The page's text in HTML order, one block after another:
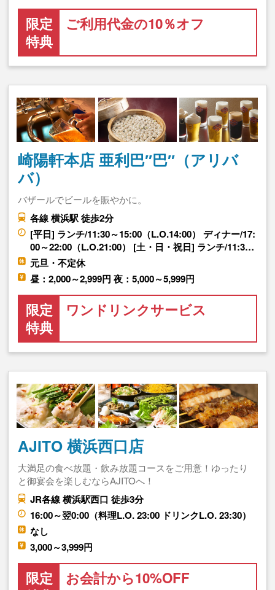
限定
特典
ご利用代金の10％オフ
崎陽軒本店 亜利巴″巴″（アリバ
バ）
バザールでビールを賑やかに。
各線 横浜駅 徒歩2分
[平日] ランチ/11:30～15:00（L.O.14:00） ディナー/17:
00～22:00（L.O.21:00） [土・日・祝日] ランチ/11:3…
元旦・不定休
昼：2,000～2,999円 夜：5,000～5,999円
限定
特典
ワンドリンクサービス
AJITO 横浜西口店
大満足の食べ放題・飲み放題コースをご用意！ゆったり
と御宴会を楽しむならAJITOへ！
JR各線 横浜駅西口 徒歩3分
16:00～翌0:00（料理L.O. 23:00 ドリンクL.O. 23:30）
なし
3,000～3,999円
限定
お会計から10%OFF